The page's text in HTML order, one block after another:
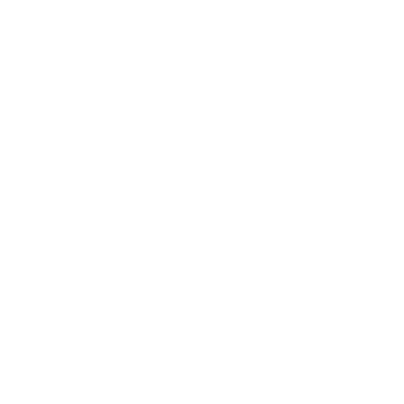
a proteger su privacidad. Podemos recopilar información
nuestro sitio. También recibimos y registramos